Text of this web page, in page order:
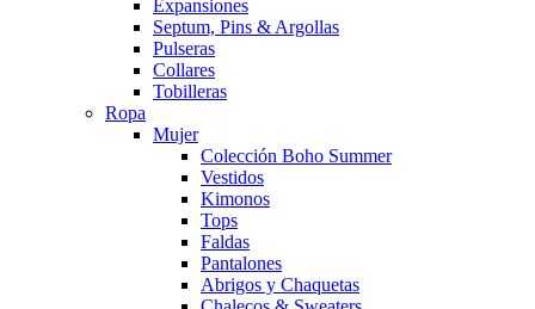
Expansiones
Septum, Pins & Argollas
Pulseras
Collares
Tobilleras
Ropa
Mujer
Colección Boho Summer
Vestidos
Kimonos
Tops
Faldas
Pantalones
Abrigos y Chaquetas